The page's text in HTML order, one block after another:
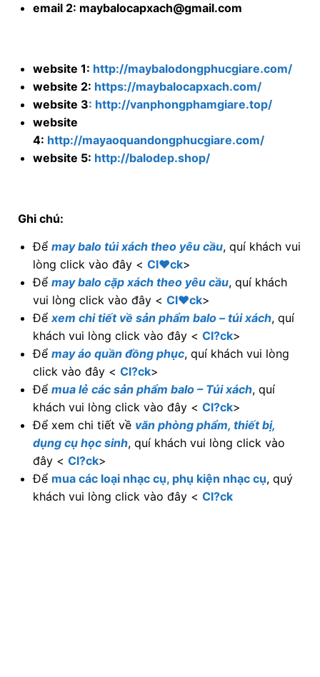
email 2: maybalocapxach@gmail.com
website 1: http://maybalodongphucgiare.com/
website 2: https://maybalocapxach.com/
website 3: http://vanphongphamgiare.top/
website
4: http://mayaoquandongphucgiare.com/
website 5: http://balodep.shop/
Ghi chú:
Để may balo túi xách theo yêu cầu, quí khách vui
lòng click vào đây < Cl♥ck>
Để may balo cặp xách theo yêu cầu, quí khách
vui lòng click vào đây < Cl♥ck>
Để xem chi tiết về sản phẩm balo – túi xách, quí
khách vui lòng click vào đây < Cl?ck>
Để may áo quần đồng phục, quí khách vui lòng
click vào đây < Cl?ck>
Để mua lẻ các sản phẩm balo – Túi xách, quí
khách vui lòng click vào đây < Cl?ck>
Để xem chi tiết về văn phòng phẩm, thiết bị,
dụng cụ học sinh, quí khách vui lòng click vào
đây < Cl?ck>
Để mua các loại nhạc cụ, phụ kiện nhạc cụ, quý
khách vui lòng click vào đây < Cl?ck